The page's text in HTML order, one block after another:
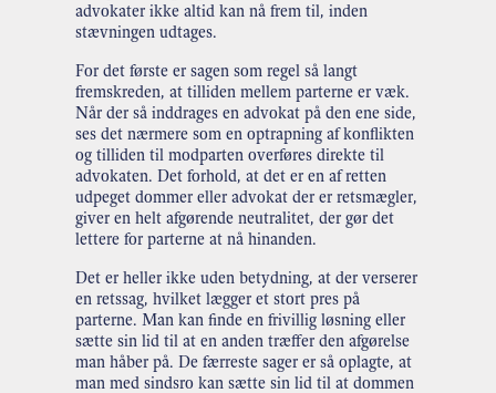
advokater ikke altid kan nå frem til, inden
stævningen udtages.
For det første er sagen som regel så langt
fremskreden, at tilliden mellem parterne er væk.
Når der så inddrages en advokat på den ene side,
ses det nærmere som en optrapning af konflikten
og tilliden til modparten overføres direkte til
advokaten. Det forhold, at det er en af retten
udpeget dommer eller advokat der er retsmægler,
giver en helt afgørende neutralitet, der gør det
lettere for parterne at nå hinanden.
Det er heller ikke uden betydning, at der verserer
en retssag, hvilket lægger et stort pres på
parterne. Man kan finde en frivillig løsning eller
sætte sin lid til at en anden træffer den afgørelse
man håber på. De færreste sager er så oplagte, at
man med sindsro kan sætte sin lid til at dommen